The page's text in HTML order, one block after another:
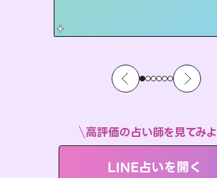
高評価の占い師を見てみ
LINE占いを開く